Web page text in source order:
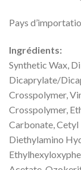
Pays
Ingrédients:
Synthetic Wax,
Dicaprylate/
Crosspolymer,
Crosspolymer,
Carbonate, Cetyl
Diethylamino